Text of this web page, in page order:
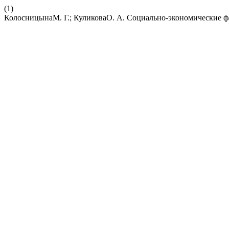
(1)
КолосницынаМ. Г.; КуликоваО. А. Социально-экономические